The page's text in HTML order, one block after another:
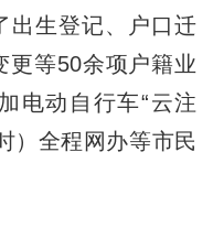
出生登记、户口迁
更等50余项户籍业
电动自行车“云注
）全程网办等市民